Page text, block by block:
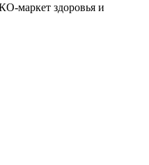
маркет здоровья и